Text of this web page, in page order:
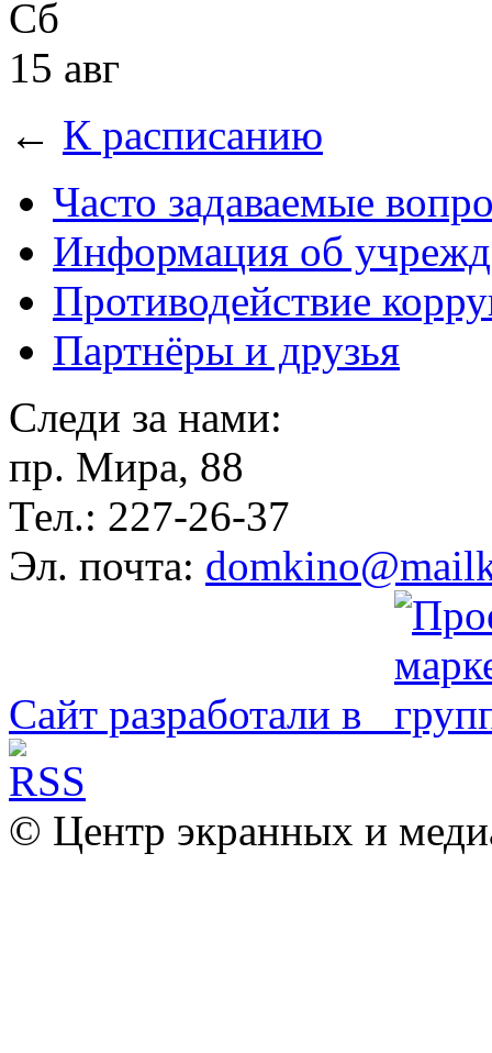
Сб
15 авг
← К расписанию
Часто задаваемые
Информация об
Противодействие
Партнёры и друзья
Следи за нами:
пр. Мира, 88
Тел.: 227-26-37
Эл. почта:
Сайт разработали в
© Центр экранных и